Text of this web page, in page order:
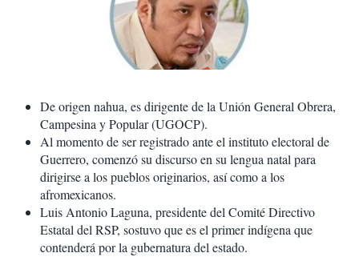
De origen nahua, es dirigente de la Unión General Obrera,
Campesina y Popular (UGOCP).
Al momento de ser registrado ante el instituto electoral de
Guerrero, comenzó su discurso en su lengua natal para
dirigirse a los pueblos originarios, así como a los
afromexicanos.
Luis Antonio Laguna, presidente del Comité Directivo
Estatal del RSP, sostuvo que es el primer indígena que
contenderá por la gubernatura del estado.